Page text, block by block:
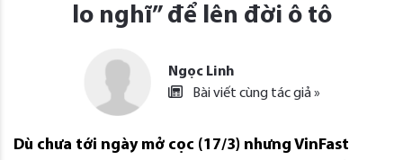
lo nghĩ” để lên đời ô tô
Ngọc Linh
Bài viết cùng tác giả »
Dù chưa tới ngày mở cọc (17/3) nhưng VinFast